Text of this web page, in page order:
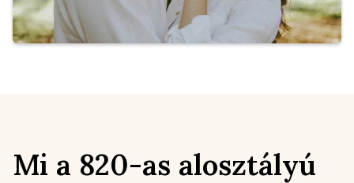
Mi a 820-as alosztályú